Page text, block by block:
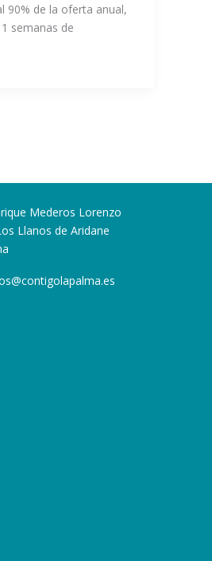
90% de la oferta anual,
semanas de
Mederos Lorenzo
Llanos de Aridane